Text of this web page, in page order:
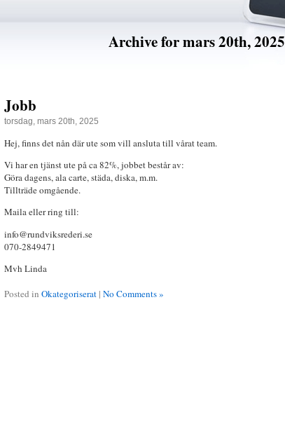
Archive for mars 20th, 2025
Jobb
torsdag, mars 20th, 2025
Hej, finns det nån där ute som vill ansluta till vårat team.
Vi har en tjänst ute på ca 82%, jobbet består av:
Göra dagens, ala carte, städa, diska, m.m.
Tillträde omgående.
Maila eller ring till:
info@rundviksrederi.se
070-2849471
Mvh Linda
Posted in Okategoriserat| No Comments »